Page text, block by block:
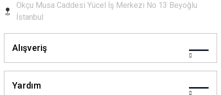
Okçu Musa Caddesi Yücel İş Merkezi No 13 Beyoğlu
İstanbul
Alışveriş
Yardım